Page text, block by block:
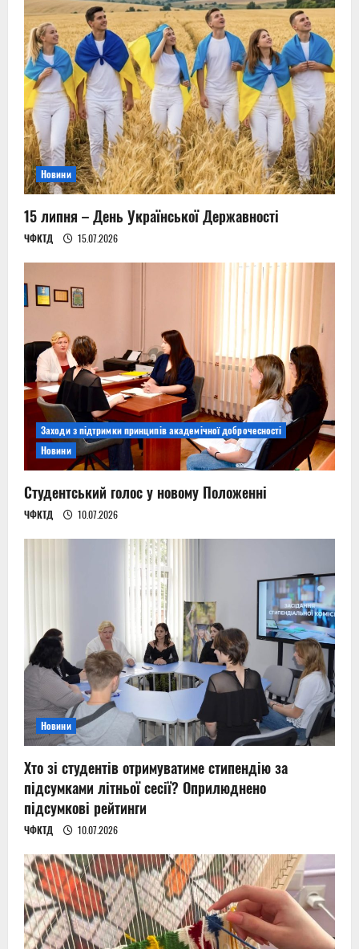
Новини
15 липня – День Української Державності
ЧФКТД 15.07.2026
Заходи з підтримки принципів академічної доброчесності
Новини
Студентський голос у новому Положенні
ЧФКТД 10.07.2026
Новини
Хто зі студентів отримуватиме стипендію за
підсумками літньої сесії? Оприлюднено
підсумкові рейтинги
ЧФКТД 10.07.2026